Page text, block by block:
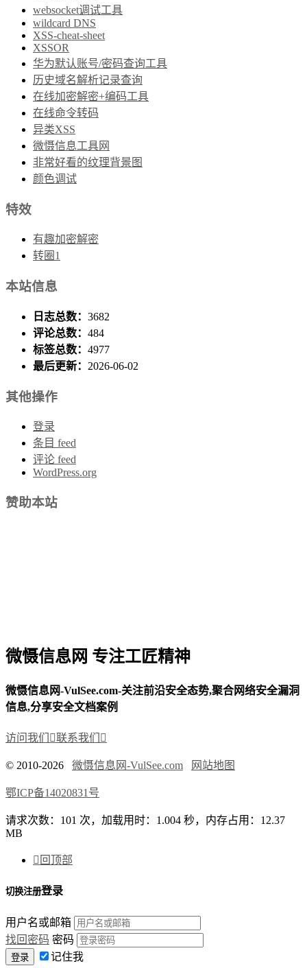
websocket调试工具
wildcard DNS
XSS-cheat-sheet
XSSOR
华为默认账号/密码查询工具
历史域名解析记录查询
在线加密解密+编码工具
在线命令转码
异类XSS
微慑信息工具网
非常好看的纹理背景图
颜色调试
特效
有趣加密解密
转圈1
本站信息
日志总数： 3682
评论总数： 484
标签总数： 4977
最后更新： 2026-06-02
其他操作
登录
条目 feed
评论 feed
WordPress.org
赞助本站
微慑信息网 专注工匠精神
微慑信息网-VulSee.com-关注前沿安全态势,聚合网络安全漏洞
信息,分享安全文档案例
访问我们 联系我们 
© 2010-2026 微慑信息网-VulSee.com 网站地图
鄂ICP备14020831号
请求次数：101 次，加载用时：1.004 秒，内存占用：12.37
MB
 回顶部
切换注册登录
用户名或邮箱
找回密码 密码
记住我